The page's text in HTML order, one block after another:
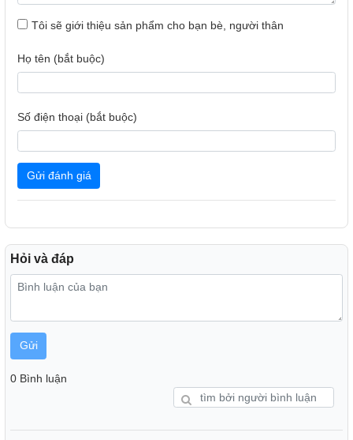
Tôi sẽ giới thiệu sản phẩm cho bạn bè, người thân
Họ tên (bắt buộc)
Số điện thoại (bắt buộc)
Gửi đánh giá
Hỏi và đáp
Gửi
0 Bình luận